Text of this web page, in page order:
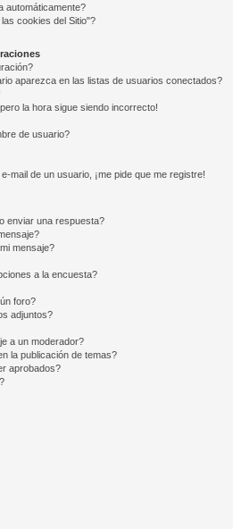
automáticamente?
cookies del Sitio"?
aparezca en las listas de usuarios conectados?
la hora sigue siendo incorrecto!
de usuario?
mail de un usuario, ¡me pide que me registre!
enviar una respuesta?
mensaje?
a la encuesta?
foro?
adjuntos?
a un moderador?
la publicación de temas?
aprobados?